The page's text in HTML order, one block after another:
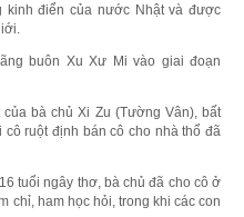
điển của nước Nhật và được
buôn Xu Xư Mi vào giai đoạn
bà chủ Xi Zu (Tường Vân), bất
ruột định bán cô cho nhà thổ đã
tuổi ngây thơ, bà chủ đã cho cô ở
chỉ, ham học hỏi, trong khi các con